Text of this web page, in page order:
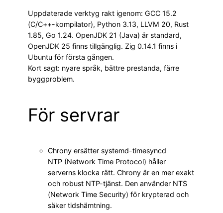
Uppdaterade verktyg rakt igenom: GCC 15.2
(C/C++-kompilator), Python 3.13, LLVM 20, Rust
1.85, Go 1.24. OpenJDK 21 (Java) är standard,
OpenJDK 25 finns tillgänglig. Zig 0.14.1 finns i
Ubuntu för första gången.
Kort sagt: nyare språk, bättre prestanda, färre
byggproblem.
För servrar
Chrony ersätter systemd-timesyncd
NTP (Network Time Protocol) håller
serverns klocka rätt. Chrony är en mer exakt
och robust NTP-tjänst. Den använder NTS
(Network Time Security) för krypterad och
säker tids­hämtning.